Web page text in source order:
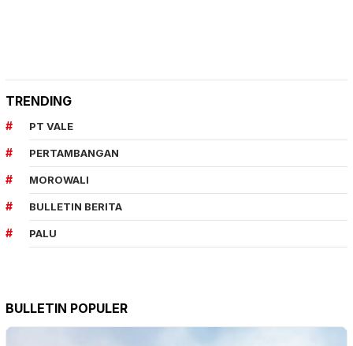
TRENDING
PT VALE
PERTAMBANGAN
MOROWALI
BULLETIN BERITA
PALU
BULLETIN POPULER